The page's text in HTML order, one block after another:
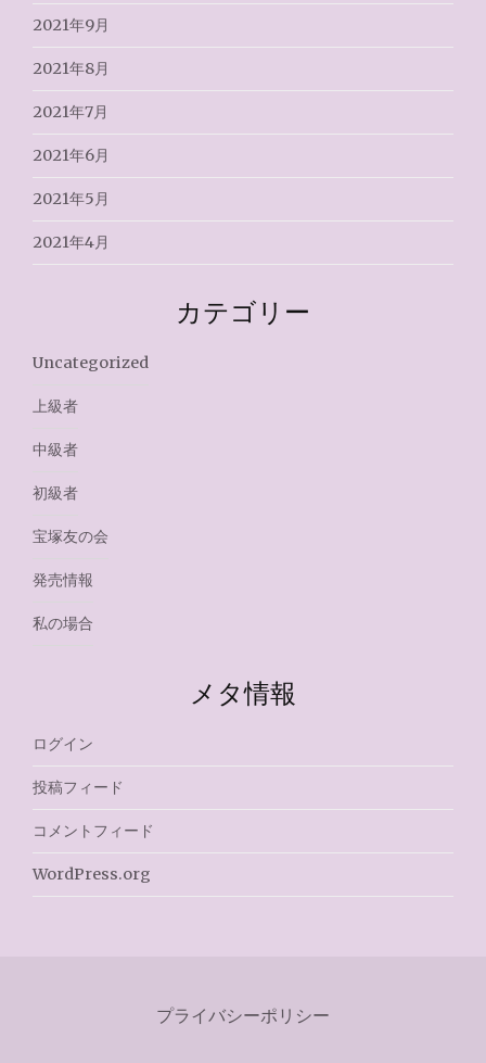
2021年9月
2021年8月
2021年7月
2021年6月
2021年5月
2021年4月
カテゴリー
Uncategorized
上級者
中級者
初級者
宝塚友の会
発売情報
私の場合
メタ情報
ログイン
投稿フィード
コメントフィード
WordPress.org
プライバシーポリシー